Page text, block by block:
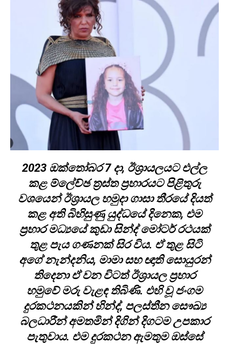
2023 ඔක්තෝබර 7 දා, ඊශ්‍රායලයට එල්ල
කළ ම්ලේච්ඡ ත්‍රස්ත ප්‍රහාරයට පිළිතුරු
වශයෙන් ඊශ්‍රායල හමුදා ගාසා තීරයේ දියත්
කළ අති බිහිසුණු යුද්ධයේ දිනෙක, එම
ප්‍රහාර මධ්‍යයේ කුඩා සින්ද් මෝටර් රථයක්
තුළ පැය ගණනක් සිර විය. ඒ තුළ සිටි
අගේ නැන්දනිය, මාමා සහ ඥාති සොයුරන්
තිදෙනා ඒ වන විටත් ඊශ්‍රායල ප්‍රහාර
හමුවේ මරු වැළඳ තිබිණි. එහි වූ ජංගම
දුරකථනයකින් හින්ද්, පලස්තීන සෞඛ්‍ය
බලධාරීන් අමතමින් දිගින් දිගටම උපකාර
පැතුවාය. එම දුරකථන ඇමතුම ඔස්සේ